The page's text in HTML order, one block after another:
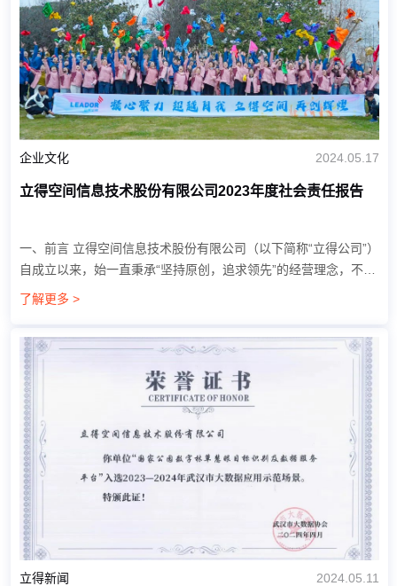
企业文化 2024.05.17
立得空间信息技术股份有限公司2023年度社会责任报告
一、前言 立得空间信息技术股份有限公司（以下简称“立得公司”）
自成立以来，始一直秉承“坚持原创，追求领先”的经营理念，不断
创造令客户惊喜的科技体验。在过去的一年中，我们不仅在业务发
了解更多 >
立得新闻 2024.05.11